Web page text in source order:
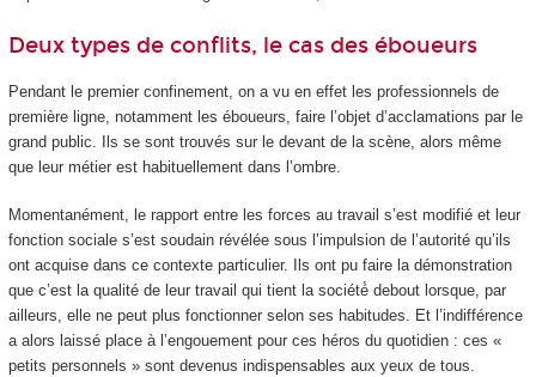
Deux types de conflits, le cas des éboueurs
Pendant le premier confinement, on a vu en effet les professionnels de
première ligne, notamment les éboueurs, faire l’objet d’acclamations par le
grand public. Ils se sont trouvés sur le devant de la scène, alors même
que leur métier est habituellement dans l’ombre.
Momentanément, le rapport entre les forces au travail s’est modifié et leur
fonction sociale s’est soudain révélée sous l’impulsion de l’autorité qu’ils
ont acquise dans ce contexte particulier. Ils ont pu faire la démonstration
que c’est la qualité de leur travail qui tient la société́ debout lorsque, par
ailleurs, elle ne peut plus fonctionner selon ses habitudes. Et l’indifférence
a alors laissé place à l’engouement pour ces héros du quotidien : ces «
petits personnels » sont devenus indispensables aux yeux de tous.